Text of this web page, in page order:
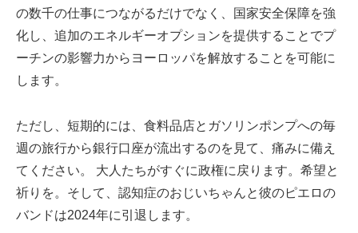
の数千の仕事につながるだけでなく、国家安全保障を強
化し、追加のエネルギーオプションを提供することでプ
ーチンの影響力からヨーロッパを解放することを可能に
します。
ただし、短期的には、食料品店とガソリンポンプへの毎
週の旅行から銀行口座が流出するのを見て、痛みに備え
てください。 大人たちがすぐに政権に戻ります。希望と
祈りを。そして、認知症のおじいちゃんと彼のピエロの
バンドは2024年に引退します。